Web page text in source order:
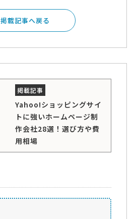
掲載記事へ戻る
Yahoo!ショッピングサイ
トに強いホームページ制
作会社28選！選び方や費
用相場